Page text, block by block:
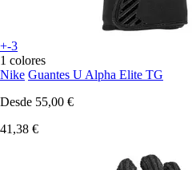
+-3
1 colores
Nike Guantes U Alpha Elite TG
Desde 55,00 €
41,38 €